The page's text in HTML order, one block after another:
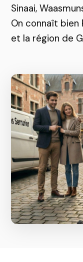
Sinaai,
On connaît bien
et la région de